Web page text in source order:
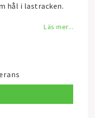
hål i lastracken.
Läs mer...